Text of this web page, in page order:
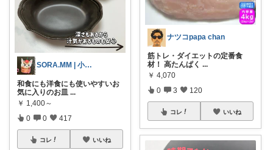
SORA.MM | 小学生姉妹ママ👭
和食にも洋食にも使いやすいお
気に入りのお皿 ...
￥ 1,400～
0 0 417
コレ いいね
ナツコpapa chan
筋トレ・ダイエットの定番食
材！ 高たんぱく ...
￥ 4,070
0 3 120
コレ いいね